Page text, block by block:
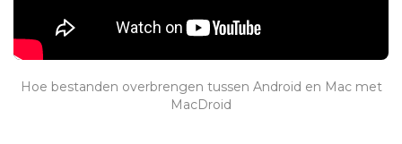
Hoe bestanden overbrengen tussen Android en Mac met
MacDroid